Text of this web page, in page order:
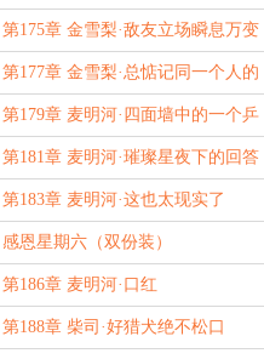
第175章 金雪梨·敌友立场瞬息万变
第177章 金雪梨·总惦记同一个人的
伪像报告
第179章 麦明河·四面墙中的一个乒
乓球
第181章 麦明河·璀璨星夜下的回答
第183章 麦明河·这也太现实了
感恩星期六（双份装）
第186章 麦明河·口红
第188章 柴司·好猎犬绝不松口